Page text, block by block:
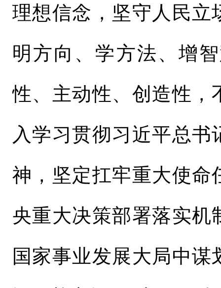
理想信念，坚守人民立
明方向、学方法、增
性、主动性、创造性，
入学习贯彻习近平总
神，坚定扛牢重大使命
央重大决策部署落实机
国家事业发展大局中